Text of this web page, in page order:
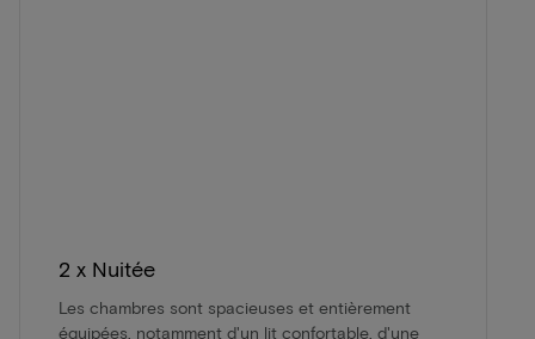
2 x Nuitée
Les chambres sont spacieuses et entièrement
équipées, notamment d'un lit confortable, d'une